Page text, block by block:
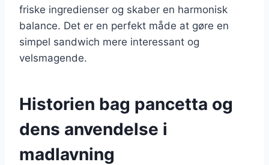
friske ingredienser og skaber en harmonisk
balance. Det er en perfekt måde at gøre en
simpel sandwich mere interessant og
velsmagende.
Historien bag pancetta og
dens anvendelse i
madlavning